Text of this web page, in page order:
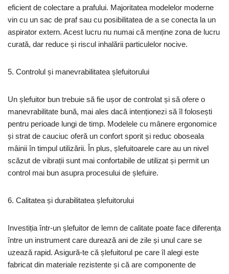
eficient de colectare a prafului. Majoritatea modelelor moderne
vin cu un sac de praf sau cu posibilitatea de a se conecta la un
aspirator extern. Acest lucru nu numai că menține zona de lucru
curată, dar reduce și riscul inhalării particulelor nocive.
5. Controlul și manevrabilitatea șlefuitorului
Un șlefuitor bun trebuie să fie ușor de controlat și să ofere o
manevrabilitate bună, mai ales dacă intenționezi să îl folosești
pentru perioade lungi de timp. Modelele cu mânere ergonomice
și strat de cauciuc oferă un confort sporit și reduc oboseala
mâinii în timpul utilizării. În plus, șlefuitoarele care au un nivel
scăzut de vibrații sunt mai confortabile de utilizat și permit un
control mai bun asupra procesului de șlefuire.
6. Calitatea și durabilitatea șlefuitorului
Investiția într-un șlefuitor de lemn de calitate poate face diferența
între un instrument care durează ani de zile și unul care se
uzează rapid. Asigură-te că șlefuitorul pe care îl alegi este
fabricat din materiale rezistente și că are componente de